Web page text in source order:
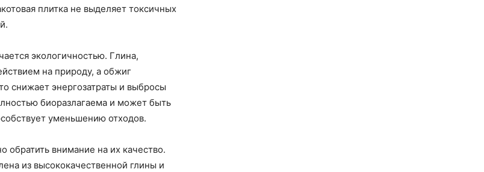
плитка не выделяет токсичных
экологичностью. Глина,
на природу, а обжиг
снижает энергозатраты и выбросы
биоразлагаема и может быть
уменьшению отходов.
обратить внимание на их качество.
из высококачественной глины и